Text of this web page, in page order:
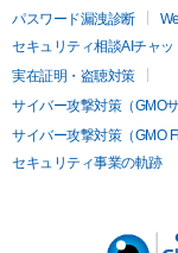
パスワード漏洩診断
セキュリティ相談AIチャッ
実在証明・盗聴対策
サイバー攻撃対策（GMO
サイバー攻撃対策（GMO
セキュリティ事業の軌跡